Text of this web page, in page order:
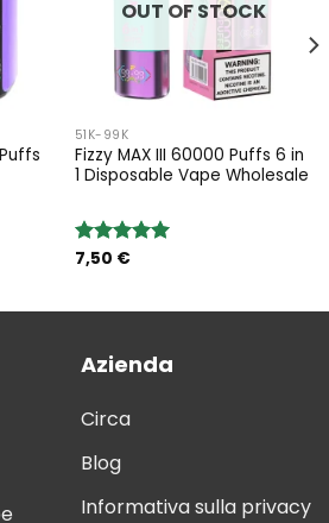
OUT OF STOCK
51K-99K
Fizzy MAX III 60000 Puffs 6 in
1 Disposable Vape Wholesale
Rated5.00
7,50 €
Azienda
Circa
Blog
Informativa sulla privacy